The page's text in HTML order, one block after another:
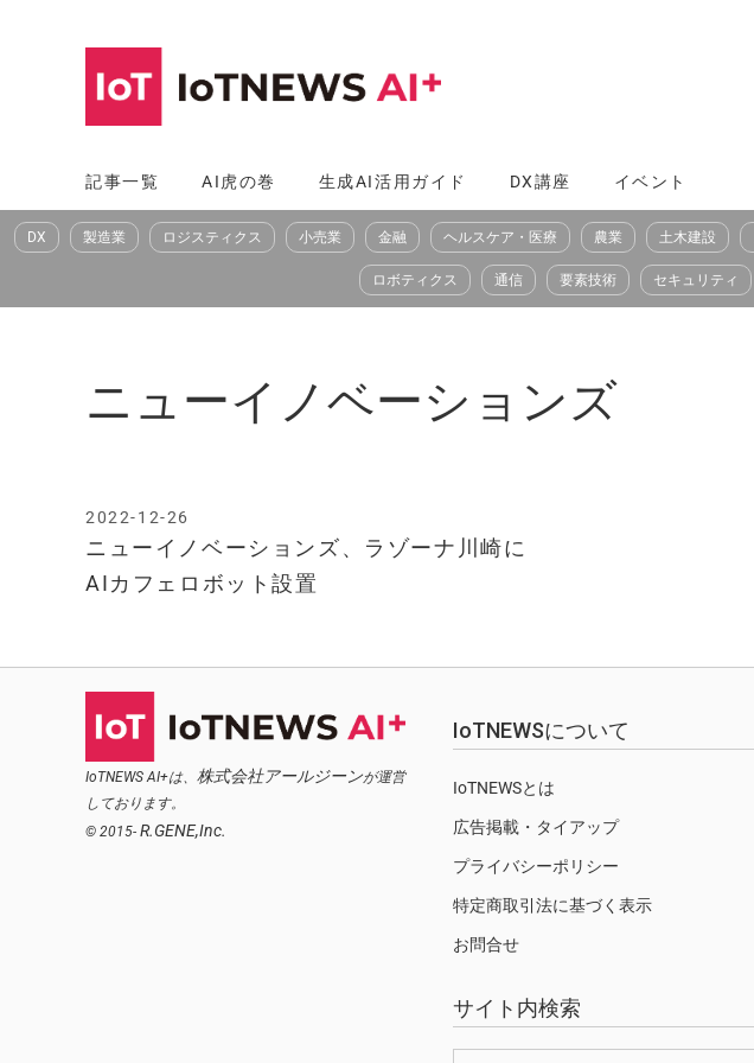
へ
ス
記事一覧 AI虎の巻 生成AI活用ガイド DX講座 イベント
DX 製造業 ロジスティクス 小売業 金融 ヘルスケア・医療 農業 土木建設
ロボティクス 通信 要素技術 セキュリティ
ニューイノベーションズ
ニューイノベーションズ、ラゾーナ川崎に
AIカフェロボット設置
2022-12-26
IoTNEWS AI+は、 株式会社アールジーンが運営
しております。
© 2015- R.GENE,Inc.
IoTNEWSについて
IoTNEWSとは
広告掲載・タイアップ
プライバシーポリシー
特定商取引法に基づく表示
お問合せ
サイト内検索